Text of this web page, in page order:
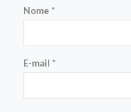
Nome *
E-mail *